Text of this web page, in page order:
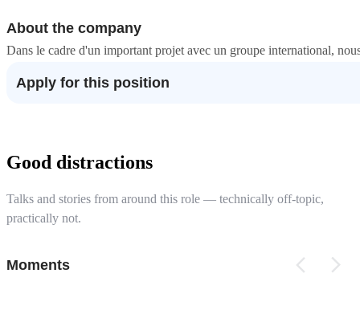
About the company
Dans le cadre d'un important projet avec un groupe international,
Apply for this position
Good distractions
Talks and stories from around this role — technically off-topic,
practically not.
Moments